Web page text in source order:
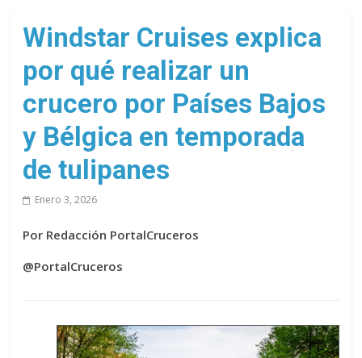
de
cruceros
en
un
solo
Windstar Cruises explica
por qué realizar un
crucero por Países Bajos
y Bélgica en temporada
de tulipanes
Enero 3, 2026
Por Redacción PortalCruceros
@PortalCruceros